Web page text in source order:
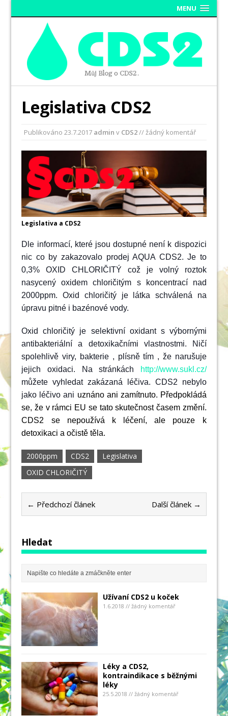
MENU
Legislativa CDS2
Publikováno23.7.2017 admin v CDS2// žádný komentář
Legislativa a CDS2
Dle informací, které jsou dostupné není k dispozici
nic co by zakazovalo prodej AQUA CDS2. Je to
0,3% OXID CHLORIČITÝ což je volný roztok
nasycený oxidem chloričitým s koncentrací nad
2000ppm. Oxid chloričitý je látka schválená na
úpravu pitné i bazénové vody.
Oxid chloričitý je selektivní oxidant s výbornými
antibakteriální a detoxikačními vlastnostmi. Ničí
spolehlivě viry, bakterie , plísně tím , že narušuje
jejich oxidaci. Na stránkách
http://www.sukl.cz/
můžete vyhledat zakázaná léčiva. CDS2 nebylo
jako léčivo ani uznáno ani zamítnuto. Předpokládá
se, že v rámci EU se tato skutečnost časem změní.
CDS2 se nepoužívá k léčení, ale pouze k
detoxikaci a očistě těla.
2000ppm CDS2
Legislativa
OXID CHLORIČITÝ
← Předchozí článek Další článek →
Hledat
Užívaní CDS2 u koček
1.6.2018 // žádný komentář
Léky a CDS2,
kontraindikace s běžnými
léky
25.5.2018 // žádný komentář